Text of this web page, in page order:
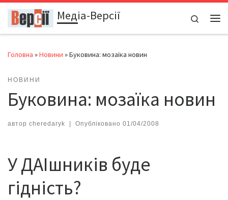
Перейти до вмістуМедіа-Версії
Search
Головна »Новини »Буковина: мозаїка новин
НОВИНИ
Буковина: мозаїка новин
автор cheredaryk | Опубліковано 01/04/2008
У ДАІшників буде
гідність?